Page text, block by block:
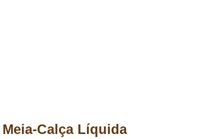
Meia-Calça Líquida